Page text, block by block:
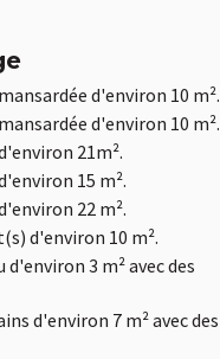
d'environ 10 m².
d'environ 10 m².
21m².
15 m².
22 m².
d'environ 10 m².
d'environ 3 m² avec des
d'environ 7 m² avec des